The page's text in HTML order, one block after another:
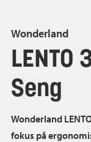
Wonderland
LENTO
Seng
Wonderland
fokus på